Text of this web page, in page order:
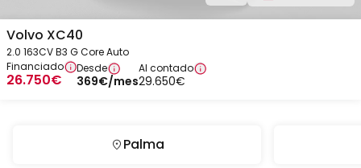
Volvo XC40
2.0 163CV B3 G Core Auto
Financiado
26.750€
Desde
369€/mes
Al contado
29.650€
Palma